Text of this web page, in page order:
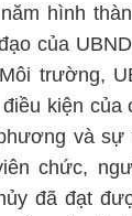
hình
của
trường,
kiện của
và
chức,
đã đạt